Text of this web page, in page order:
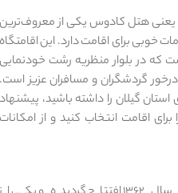
دسته بندی ها
آداب و رسوم(184)